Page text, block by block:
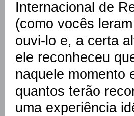
Internacional de
(como vocês
ouvi-lo e, a certa
ele reconheceu
naquele momento
quantos terão
uma experiência